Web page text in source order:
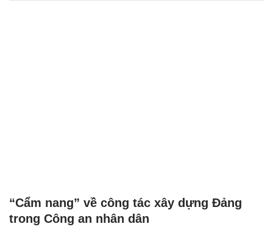
“Cẩm nang” về công tác xây dựng Đảng
trong Công an nhân dân